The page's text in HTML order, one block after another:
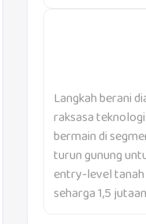
Langkah berani
raksasa
bermain di
turun gunung
entry-level
seharga 1,5